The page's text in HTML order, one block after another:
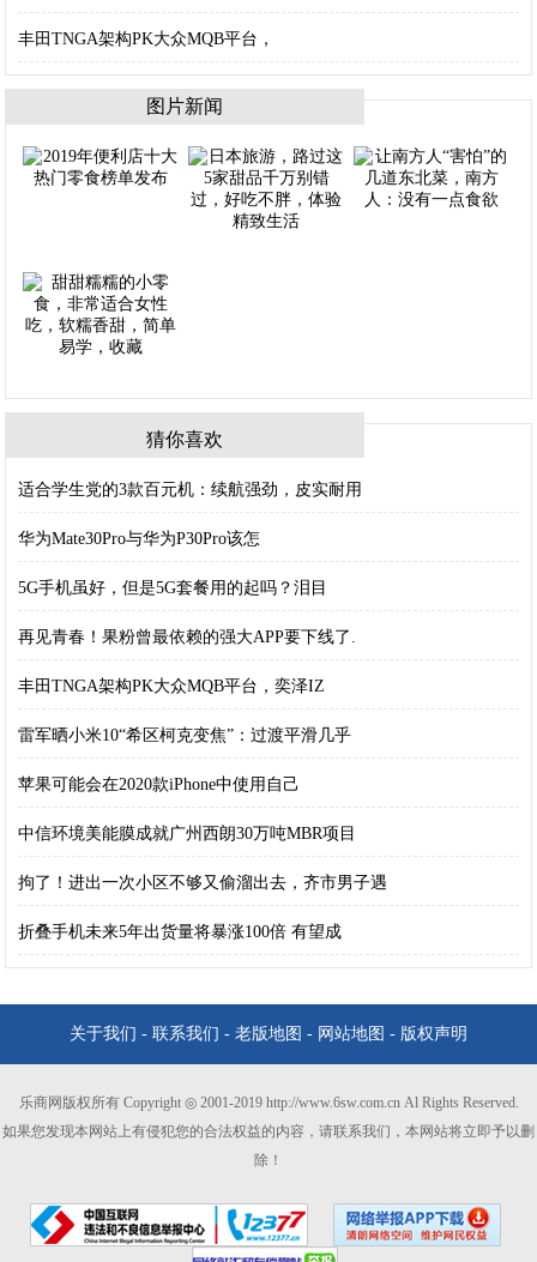
丰田TNGA架构PK大众MQB平台，
图片新闻
猜你喜欢
适合学生党的3款百元机：续航强劲，皮实耐用
华为Mate30Pro与华为P30Pro该怎
5G手机虽好，但是5G套餐用的起吗？泪目
再见青春！果粉曾最依赖的强大APP要下线了.
丰田TNGA架构PK大众MQB平台，奕泽IZ
雷军晒小米10“希区柯克变焦”：过渡平滑几乎
苹果可能会在2020款iPhone中使用自己
中信环境美能膜成就广州西朗30万吨MBR项目
拘了！进出一次小区不够又偷溜出去，齐市男子遇
折叠手机未来5年出货量将暴涨100倍 有望成
关于我们 - 联系我们 - 老版地图 - 网站地图 - 版权声明
乐商网版权所有 Copyright ◎ 2001-2019 http://www.6sw.com.cn Al Rights Reserved.
如果您发现本网站上有侵犯您的合法权益的内容，请联系我们，本网站将立即予以删
除！